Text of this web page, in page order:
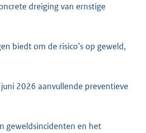
dreiging van ernstige
biedt om de risico’s op geweld,
2026 aanvullende preventieve
geweldsincidenten en het